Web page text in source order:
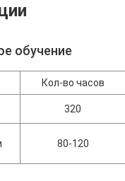
обучение
Кол-во часов
320
80-120